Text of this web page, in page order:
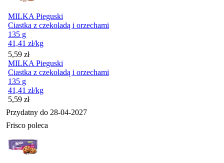
MILKA Pieguski
Ciastka z czekoladą i orzechami
135 g
41,41 zł/kg
Cena
5,59 zł
MILKA Pieguski
Ciastka z czekoladą i orzechami
135 g
41,41 zł/kg
Cena
5,59 zł
Przydatny do 28-04-2027
Frisco poleca